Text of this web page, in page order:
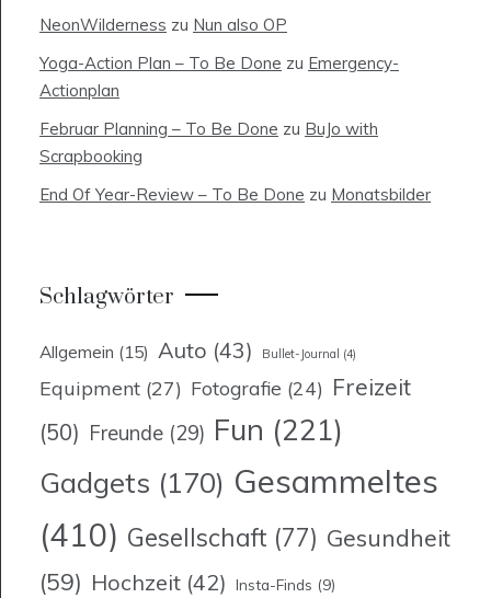
NeonWilderness zu Nun also OP
Yoga-Action Plan – To Be Done zu Emergency-
Actionplan
Februar Planning – To Be Done zu BuJo with
Scrapbooking
End Of Year-Review – To Be Done zu Monatsbilder
Schlagwörter
Allgemein (15) Auto (43) Bullet-Journal (4)
Equipment (27) Fotografie (24) Freizeit
(50) Freunde (29) Fun (221)
Gadgets (170) Gesammeltes
(410) Gesellschaft (77) Gesundheit
(59) Hochzeit (42) Insta-Finds (9)